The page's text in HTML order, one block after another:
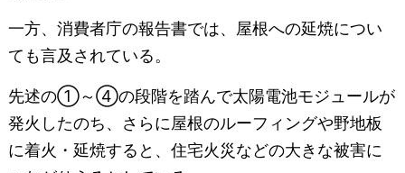
一方、消費者庁の報告書では、屋根への延焼につい
ても言及されている。
先述の①～④の段階を踏んで太陽電池モジュールが
発火したのち、さらに屋根のルーフィングや野地板
に着火・延焼すると、住宅火災などの大きな被害に